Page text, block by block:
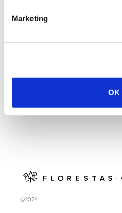
Marketing
OK
25.06.2026
@2026